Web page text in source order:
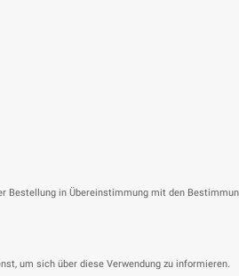
in Übereinstimmung mit den
um sich über diese Verwendung zu informieren.